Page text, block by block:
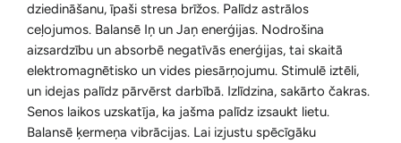
dziedināšanu, īpaši stresa brīžos. Palīdz astrālos
ceļojumos. Balansē Iņ un Jaņ enerģijas. Nodrošina
aizsardzību un absorbē negatīvās enerģijas, tai skaitā
elektromagnētisko un vides piesārņojumu. Stimulē iztēli,
un idejas palīdz pārvērst darbībā. Izlīdzina, sakārto čakras.
Senos laikos uzskatīja, ka jašma palīdz izsaukt lietu.
Balansē ķermeņa vibrācijas. Lai izjustu spēcīgāku